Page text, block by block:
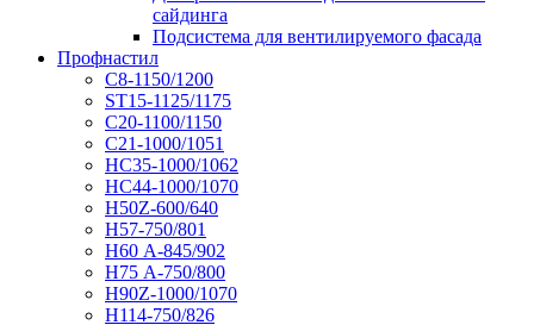
сайдинга
Подсистема для вентилируемого фасада
Профнастил
С8-1150/1200
ST15-1125/1175
С20-1100/1150
С21-1000/1051
НС35-1000/1062
НС44-1000/1070
Н50Z-600/640
Н57-750/801
Н60 А-845/902
Н75 А-750/800
Н90Z-1000/1070
Н114-750/826